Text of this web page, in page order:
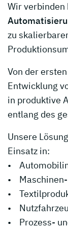
Wir verbinden
zu
Von der
Entwicklung
in produktive
entlang des
Unsere
Einsatz in:
•
• Maschinen-
•
•
• Prozess-